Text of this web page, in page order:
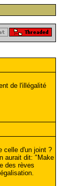
de l'illégalité
celle d'un joint ?
aurait dit: "Make
des rèves